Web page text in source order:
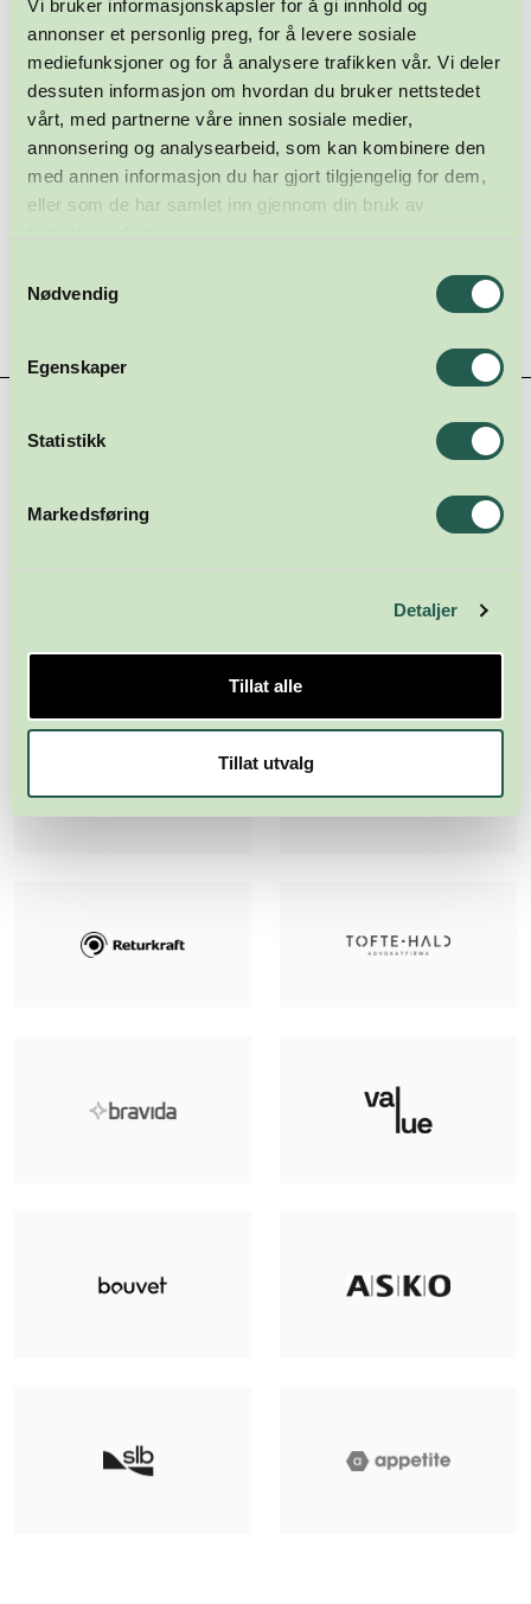
Vi bruker informasjonskapsler for å gi innhold og
annonser et personlig preg, for å levere sosiale
mediefunksjoner og for å analysere trafikken vår. Vi deler
dessuten informasjon om hvordan du bruker nettstedet
vårt, med partnerne våre innen sosiale medier,
annonsering og analysearbeid, som kan kombinere den
med annen informasjon du har gjort tilgjengelig for dem,
eller som de har samlet inn gjennom din bruk av
Nødvendig
Egenskaper
Statistikk
Markedsføring
Detaljer
Tillat alle
Tillat utvalg
ANNONSE - ARTIKKEL FORTSETTER UNDER